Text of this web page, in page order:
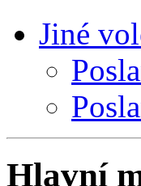
Jiné
Hlavní